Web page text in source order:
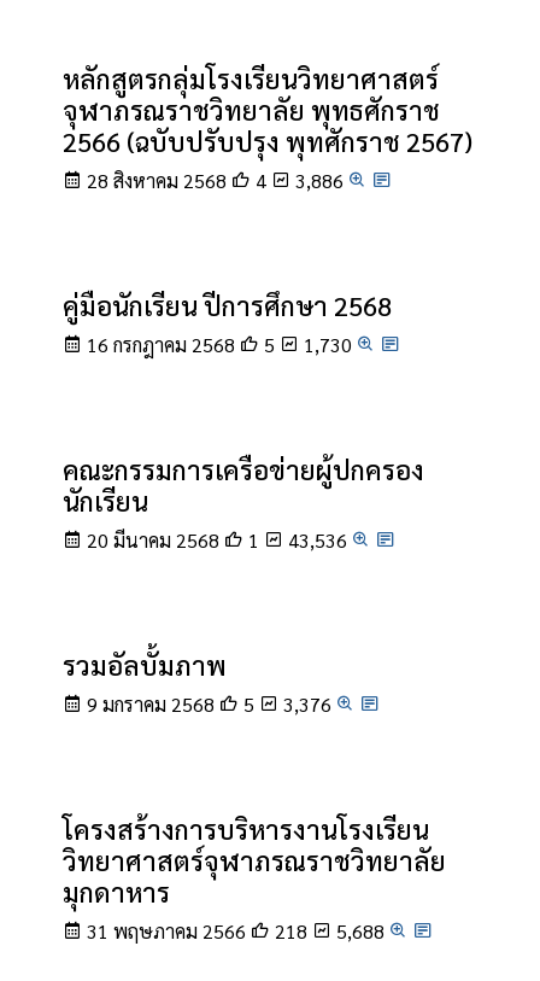
หลักสูตรกลุ่มโรงเรียนวิทยาศาสตร์
จุฬาภรณราชวิทยาลัย พุทธศักราช
2566 (ฉบับปรับปรุง พุทศักราช 2567)
28 สิงหาคม 2568 4 3,886
คู่มือนักเรียน ปีการศึกษา 2568
16 กรกฎาคม 2568 5 1,730
คณะกรรมการเครือข่ายผู้ปกครอง
นักเรียน
20 มีนาคม 2568 1 43,536
รวมอัลบั้มภาพ
9 มกราคม 2568 5 3,376
โครงสร้างการบริหารงานโรงเรียน
วิทยาศาสตร์จุฬาภรณราชวิทยาลัย
มุกดาหาร
31 พฤษภาคม 2566 218 5,688